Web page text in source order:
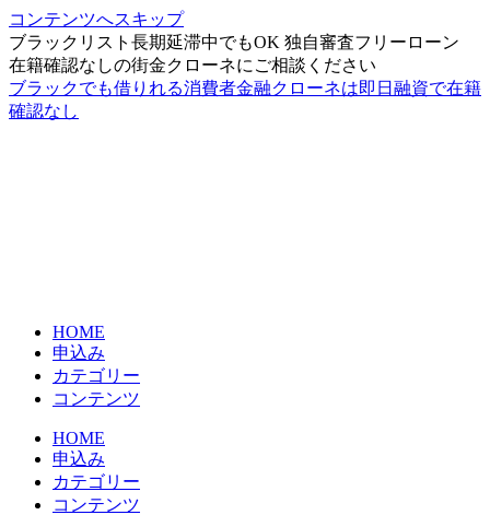
コンテンツへスキップ
ブラックリスト長期延滞中でもOK 独自審査フリーローン
在籍確認なしの街金クローネにご相談ください
ブラックでも借りれる消費者金融クローネは即日融資で在籍
確認なし
HOME
申込み
カテゴリー
コンテンツ
HOME
申込み
カテゴリー
コンテンツ